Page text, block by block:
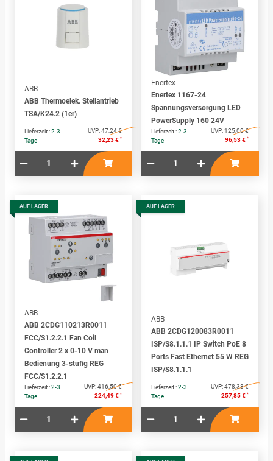
ABB
ABB Thermoelek. Stellantrieb
TSA/K24.2 (1er)
Lieferzeit :2-3
Tage
UVP:47,24 €
32,23 € *
Enertex
Enertex 1167-24
Spannungsversorgung LED
PowerSupply 160 24V
Lieferzeit :2-3
Tage
UVP:125,00 €
96,53 € *
AUF LAGER
ABB
ABB 2CDG110213R0011
FCC/S1.2.2.1 Fan Coil
Controller 2 x 0-10 V man
Bedienung 3-stufig REG
FCC/S1.2.2.1
Lieferzeit :2-3
Tage
UVP:416,50 €
224,49 € *
AUF LAGER
ABB
ABB 2CDG120083R0011
ISP/S8.1.1.1 IP Switch PoE 8
Ports Fast Ethernet 55 W REG
ISP/S8.1.1.1
Lieferzeit :2-3
Tage
UVP:478,38 €
257,85 € *